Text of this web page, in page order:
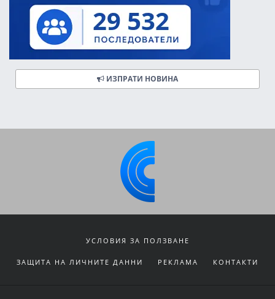
ИЗПРАТИ НОВИНА
УСЛОВИЯ ЗА ПОЛЗВАНЕ
ЗАЩИТА НА ЛИЧНИТЕ ДАННИ РЕКЛАМА КОНТАКТИ